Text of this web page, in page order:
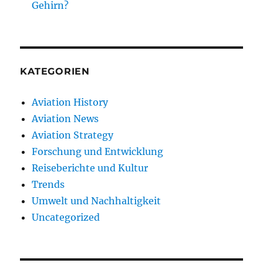
Gehirn?
KATEGORIEN
Aviation History
Aviation News
Aviation Strategy
Forschung und Entwicklung
Reiseberichte und Kultur
Trends
Umwelt und Nachhaltigkeit
Uncategorized